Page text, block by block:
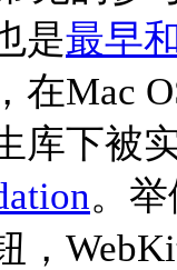
是最早
在Mac
库下被
。
，